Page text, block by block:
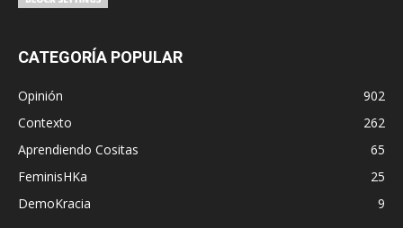
CATEGORÍA POPULAR
Opinión
902
Contexto
262
Aprendiendo Cositas
65
FeminisHKa
25
DemoKracia
9